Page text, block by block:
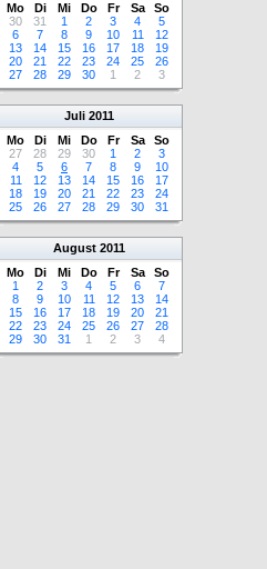
Mo
Di Mi Do Fr Sa
So
30
31 1 2 3 4
5
6
7 8 9 10 11
12
13
14 15 16 17 18
19
20
21 22 23 24 25
26
27
28 29 30 1 2 3
Juli 2011
Mo
Di Mi Do Fr Sa
So
27
28 29 30 1 2
3
4
5 6 7 8 9
10
11
12 13 14 15 16
17
18
19 20 21 22 23
24
25
26 27 28 29 30 31
August 2011
Mo
Di Mi Do Fr Sa
So
1
2 3 4 5 6
7
8
9 10 11 12 13
14
15
16 17 18 19 20
21
22
23 24 25 26 27
28
29
30 31 1 2 3 4